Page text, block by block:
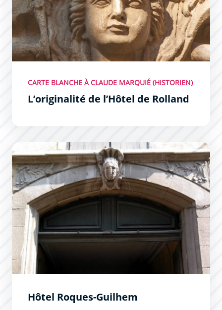
CARTE BLANCHE À CLAUDE MARQUIÉ (HISTORIEN)
L’originalité de l’Hôtel de Rolland
Hôtel Roques-Guilhem
Hôtel Roques-Guilhem